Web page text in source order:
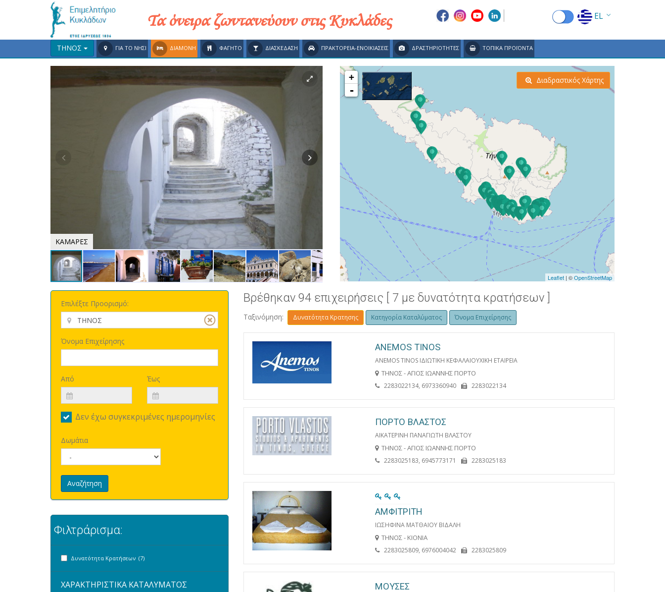
Τα όνειρα ζωντανεύουν στις Κυκλάδες EL
EN
FR
DE
ΤΗΝΟΣ ΓΙΑ ΤΟ ΝΗΣΙ ΔΙΑΜΟΝΗ ΦΑΓΗΤΟ ΔΙΑΣΚΕΔΑΣΗ ΠΡΑΚΤΟΡΕΙΑ-ΕΝΟΙΚΙΑΣΕΙΣ ΔΡΑΣΤΗΡΙΟΤΗΤΕΣ ΤΟΠΙΚΑ ΠΡΟΪΟΝΤΑ
ΚΑΜΑΡΕΣ ΠΑΡΑΛΙΑ ΑΓΙΟΥ ΦΩΚΑ
+
-
Leaflet | ©OpenStreetMap
Διαδραστικός Χάρτης
Επιλέξτε Προορισμό:
Όνομα Επιχείρησης
Από Έως
Δεν έχω συγκεκριμένες ημερομηνίες
Δωμάτια
Αναζήτηση
Φιλτράρισμα:
Δυνατότητα Κρατήσεων (7)
ΧΑΡΑΚΤΗΡΙΣΤΙΚΑ ΚΑΤΑΛΥΜΑΤΟΣ
Βρέθηκαν 94 επιχειρήσεις [ 7 με δυνατότητα κρατήσεων ]
Ταξινόμηση: Δυνατότητα Κρατησης Κατηγορία Καταλύματος Όνομα Επιχείρησης
ANEMOS TINOS
ANEMOS TINOS ΙΔΙΩΤΙΚΗ ΚΕΦΑΛΑΙΟΥΧΙΚΗ ΕΤΑΙΡΕΙΑ
ΤΗΝΟΣ - ΑΓΙΟΣ ΙΩΑΝΝΗΣ ΠΟΡΤΟ
2283022134, 6973360940 2283022134
ΠΟΡΤΟ ΒΛΑΣΤΟΣ
ΑΙΚΑΤΕΡΙΝΗ ΠΑΝΑΓΙΩΤΗ ΒΛΑΣΤΟΥ
ΤΗΝΟΣ - ΑΓΙΟΣ ΙΩΑΝΝΗΣ ΠΟΡΤΟ
2283025183, 6945773171 2283025183
ΑΜΦΙΤΡΙΤΗ
ΙΩΣΗΦΙΝΑ ΜΑΤΘΑΙΟΥ ΒΙΔΑΛΗ
ΤΗΝΟΣ - ΚΙΟΝΙΑ
2283025809, 6976004042 2283025809
ΜΟΥΣΕΣ